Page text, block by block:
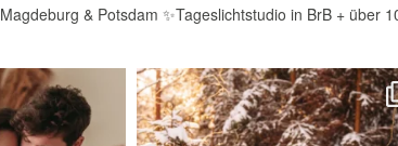
& Potsdam ✨Tageslichtstudio in BrB + über